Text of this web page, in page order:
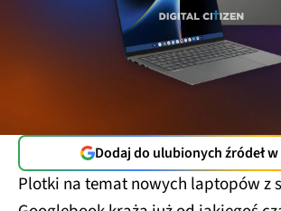
Dodaj do ulubionych źródeł
Plotki na temat nowych laptopów z